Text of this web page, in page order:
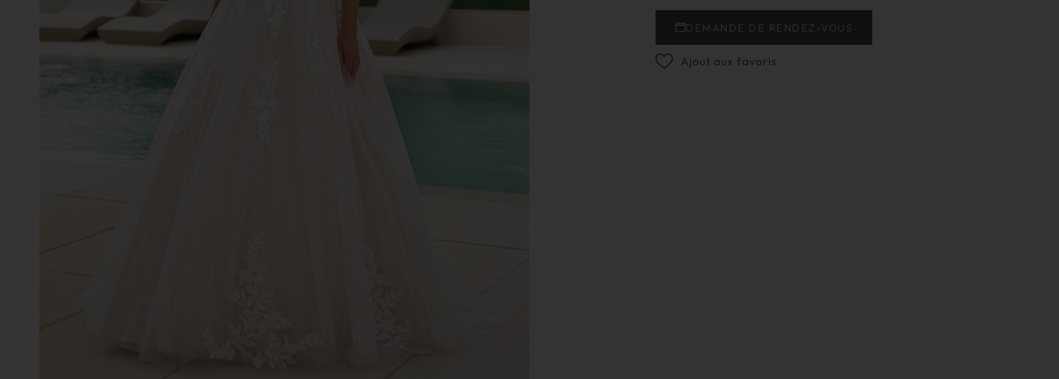
DEMANDE DE RENDEZ-VOUS
Ajout aux favoris